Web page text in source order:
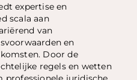
expertise en
scala aan
van
en
Door de
regels en wetten
professionele juridische